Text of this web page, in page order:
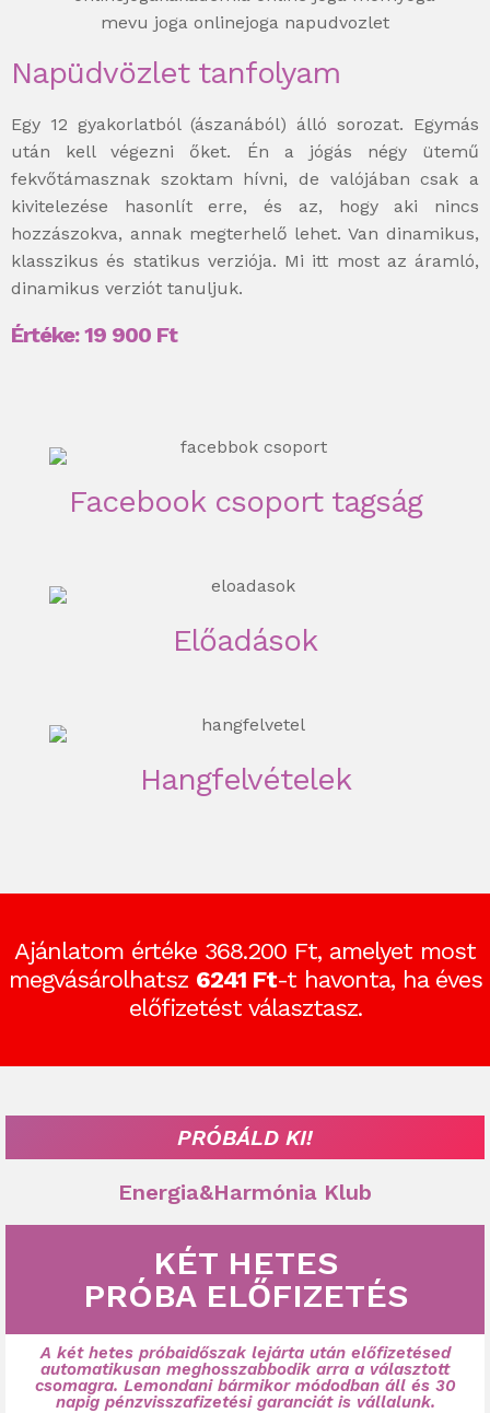
Napüdvözlet tanfolyam
Egy 12 gyakorlatból (ászanából) álló sorozat. Egymás
után kell végezni őket. Én a jógás négy ütemű
fekvőtámasznak szoktam hívni, de valójában csak a
kivitelezése hasonlít erre, és az, hogy aki nincs
hozzászokva, annak megterhelő lehet. Van dinamikus,
klasszikus és statikus verziója. Mi itt most az áramló,
dinamikus verziót tanuljuk.
Értéke:19 900 Ft
Hangfelvételek
Előadások
Facebook csoport tagság
Ajánlatom értéke 368.200 Ft, amelyet most
megvásárolhatsz 6241 Ft-t havonta, ha éves
előfizetést választasz.
PRÓBÁLD KI!
Energia&Harmónia Klub
KÉT HETES
PRÓBA ELŐFIZETÉS
A két hetes próbaidőszak lejárta után előfizetésed
automatikusan meghosszabbodik arra a választott
csomagra. Lemondani bármikor módodban áll és 30
napig pénzvisszafizetési garanciát is vállalunk.